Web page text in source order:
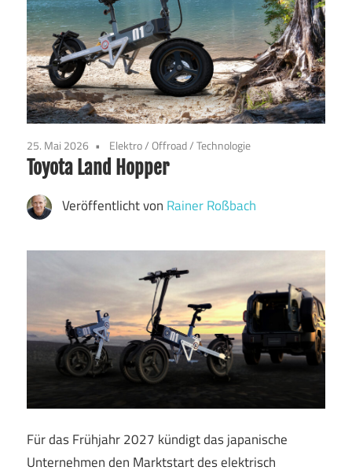
25. Mai 2026 Elektro/Offroad/Technologie
Toyota Land Hopper
Veröffentlicht von Rainer Roßbach
Für das Frühjahr 2027 kündigt das japanische
Unternehmen den Marktstart des elektrisch